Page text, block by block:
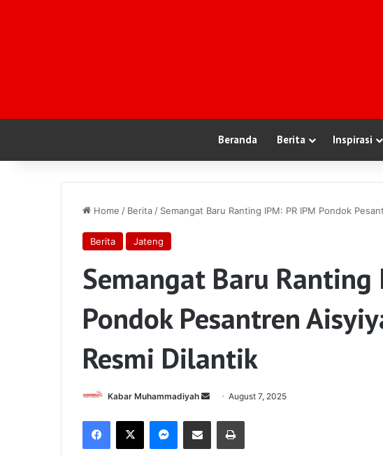
Beranda Berita Inspirasi
Home / Berita / Semangat Baru Ranting IPM: PR IPM Pondok
Berita Jateng
Semangat Baru Ranting
Pondok Pesantren
Resmi Dilantik
Kabar Muhammadiyah
Send
email
August 7, 2025
Facebook
X Messenger
Share via Email Print